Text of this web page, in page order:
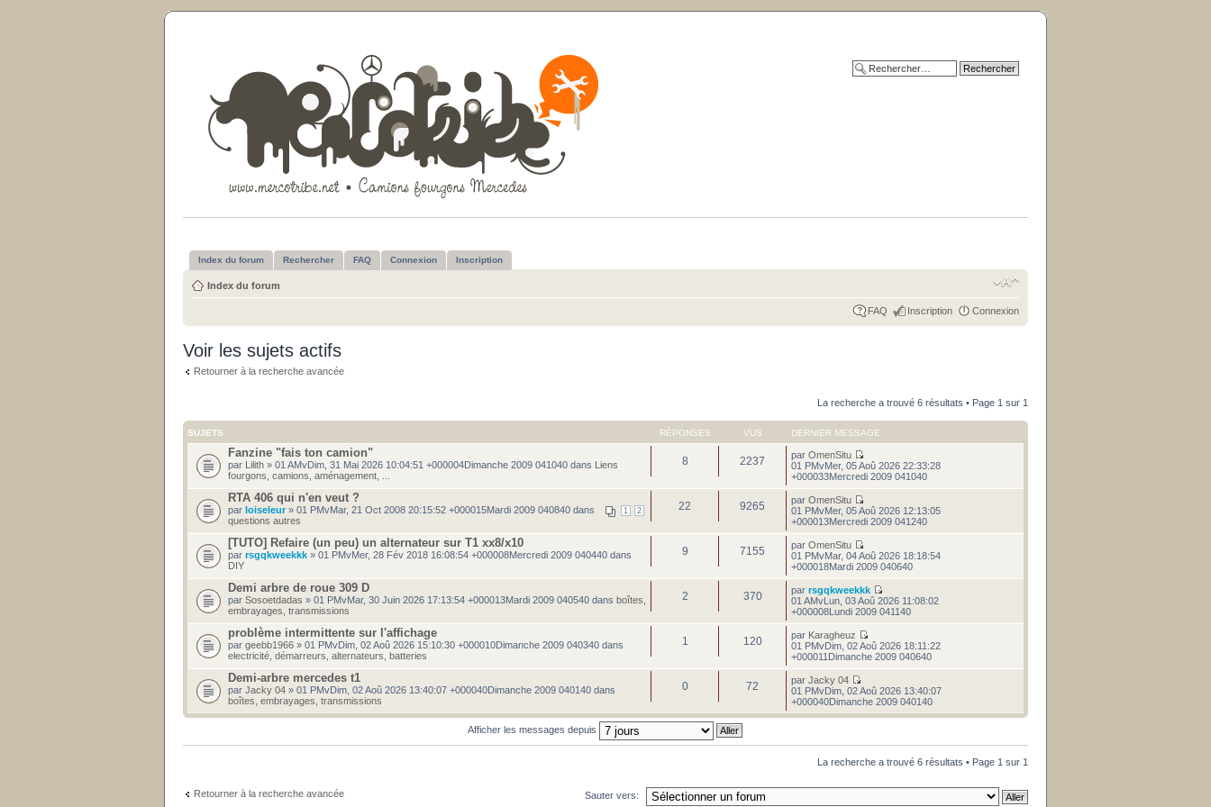
Index du forum Rechercher FAQ Connexion Inscription
Index du forum
FAQ Inscription Connexion
Voir les sujets actifs
Retourner à la recherche avancée
La recherche a trouvé 6 résultats • Page 1 sur 1
SUJETS RÉPONSES VUS DERNIER MESSAGE
Fanzine "fais ton camion"
par Lilith » 01 AMvDim, 31 Mai 2026 10:04:51 +000004Dimanche 2009 041040 dans Liens
fourgons, camions, aménagement, ...
8 2237 parOmenSitu
01 PMvMer, 05 Aoû 2026 22:33:28
+000033Mercredi 2009 041040
RTA 406 qui n'en veut ?
1 2
par loiseleur» 01 PMvMar, 21 Oct 2008 20:15:52 +000015Mardi 2009 040840 dans
questions autres
22 9265 parOmenSitu
01 PMvMer, 05 Aoû 2026 12:13:05
+000013Mercredi 2009 041240
[TUTO] Refaire (un peu) un alternateur sur T1 xx8/x10
par rsgqkweekkk » 01 PMvMer, 28 Fév 2018 16:08:54 +000008Mercredi 2009 040440 dans
DIY
9 7155 parOmenSitu
01 PMvMar, 04 Aoû 2026 18:18:54
+000018Mardi 2009 040640
Demi arbre de roue 309 D
par Sosoetdadas » 01 PMvMar, 30 Juin 2026 17:13:54 +000013Mardi 2009 040540 dans boîtes,
embrayages, transmissions
2 370 parrsgqkweekkk
01 AMvLun, 03 Aoû 2026 11:08:02
+000008Lundi 2009 041140
problème intermittente sur l'affichage
par geebb1966 » 01 PMvDim, 02 Aoû 2026 15:10:30 +000010Dimanche 2009 040340 dans
electricité, démarreurs, alternateurs, batteries
1 120 par Karagheuz
01 PMvDim, 02 Aoû 2026 18:11:22
+000011Dimanche 2009 040640
Demi-arbre mercedes t1
par Jacky 04 » 01 PMvDim, 02 Aoû 2026 13:40:07 +000040Dimanche 2009 040140 dans
boîtes, embrayages, transmissions
0 72 parJacky 04
01 PMvDim, 02 Aoû 2026 13:40:07
+000040Dimanche 2009 040140
Afficher les messages depuis
La recherche a trouvé 6 résultats • Page 1 sur 1
Retourner à la recherche avancée Sauter vers: